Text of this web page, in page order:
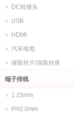
DC转接头
USB
HDMI
汽车电笔
保险丝片/保险丝座
端子排线
1.25mm
PH2.0mm